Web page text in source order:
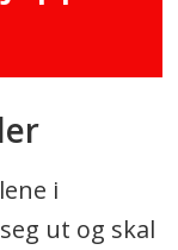
i
ut og skal